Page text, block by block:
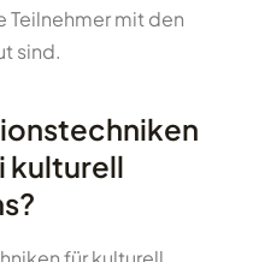
Teilnehmer mit den
sind.
kulturell